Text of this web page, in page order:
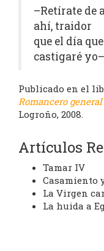
–Retírate de
ahí, traidor
que el día
castigaré
Publicado en el
Romancero
Logroño, 2008.
Artículos
Tamar IV
Casamiento
La Virgen
La huida a